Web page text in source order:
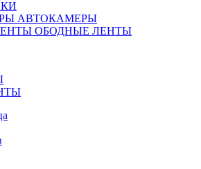
АВТОКАМЕРЫ
ОБОДНЫЕ ЛЕНТЫ